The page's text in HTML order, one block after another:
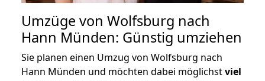
Umzüge von Wolfsburg nach
Hann Münden: Günstig umziehen
Sie planen einen Umzug von Wolfsburg nach
Hann Münden und möchten dabei möglichstviel